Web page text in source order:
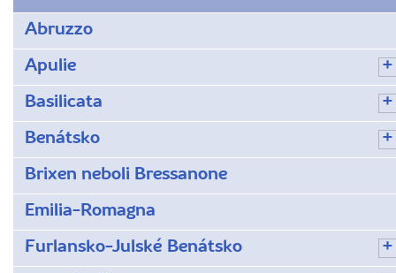
Abruzzo
Apulie
Basilicata
Benátsko
Brixen neboli Bressanone
Emilia-Romagna
Furlansko-Julské Benátsko